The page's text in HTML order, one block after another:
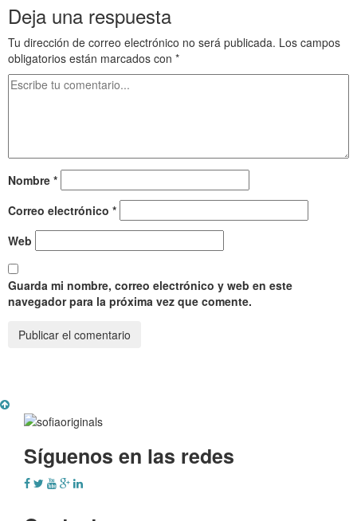
Deja una respuesta
Tu dirección de correo electrónico no será publicada. Los campos
obligatorios están marcados con *
Nombre *
Correo electrónico *
Web
Guarda mi nombre, correo electrónico y web en este
navegador para la próxima vez que comente.
Síguenos en las redes